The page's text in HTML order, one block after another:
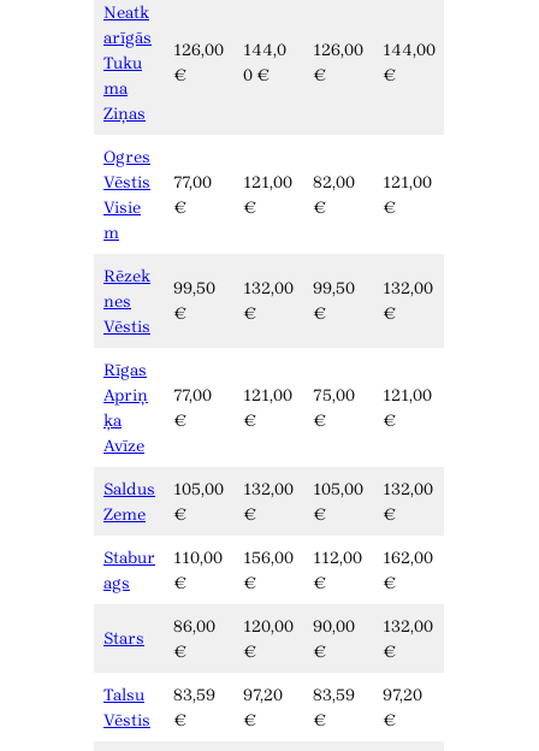
Neatk
arīgās
Tuku
ma
Ziņas
126,00
€
144,0
0 €
126,00
€
144,00
€
Ogres
Vēstis
Visie
m
77,00
€
121,00
€
82,00
€
121,00
€
Rēzek
nes
Vēstis
99,50
€
132,00
€
99,50
€
132,00
€
Rīgas
Apriņ
ķa
Avīze
77,00
€
121,00
€
75,00
€
121,00
€
Saldus
Zeme
105,00
€
132,00
€
105,00
€
132,00
€
Stabur
ags
110,00
€
156,00
€
112,00
€
162,00
€
Stars
86,00
€
120,00
€
90,00
€
132,00
€
Talsu
Vēstis
83,59
€
97,20
€
83,59
€
97,20
€